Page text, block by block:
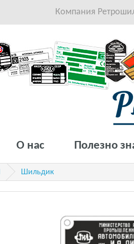
Компания
О нас Полезно
Шильдик